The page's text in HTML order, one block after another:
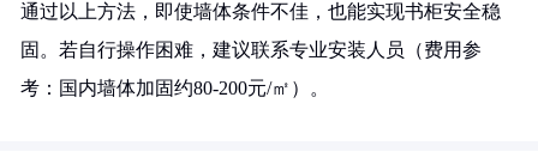
通过以上方法，即使墙体条件不佳，也能实现书柜安全稳
固。若自行操作困难，建议联系专业安装人员（费用参
考：国内墙体加固约80-200元/㎡）。